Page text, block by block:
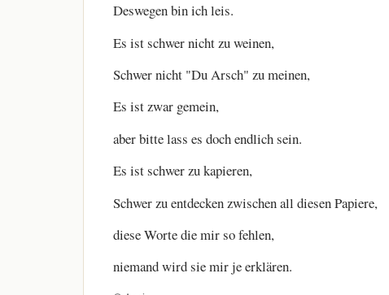
Deswegen bin ich leis.
Es ist schwer nicht zu weinen,
Schwer nicht "Du Arsch" zu meinen,
Es ist zwar gemein,
aber bitte lass es doch endlich sein.
Es ist schwer zu kapieren,
Schwer zu entdecken zwischen all diesen Papiere,
diese Worte die mir so fehlen,
niemand wird sie mir je erklären.